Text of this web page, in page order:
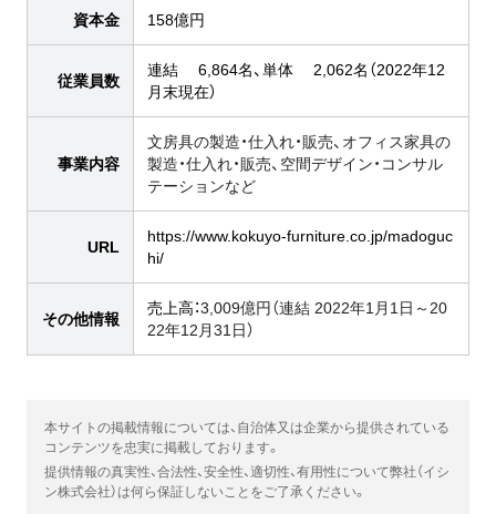
資本金 158億円
従業員数
連結 6,864名、単体 2,062名（2022年12
月末現在）
事業内容
文房具の製造・仕入れ・販売、オフィス家具の
製造・仕入れ・販売、空間デザイン・コンサル
テーションなど
URL
https://www.kokuyo-furniture.co.jp/madoguc
hi/
その他情報
売上高：3,009億円（連結 2022年1月1日～20
22年12月31日）
本サイトの掲載情報については、自治体又は企業から提供されている
コンテンツを忠実に掲載しております。
提供情報の真実性、合法性、安全性、適切性、有用性について弊社（イシ
ン株式会社）は何ら保証しないことをご了承ください。